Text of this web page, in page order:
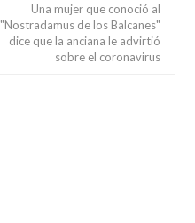
Una mujer que conoció al
"Nostradamus de los Balcanes"
dice que la anciana le advirtió
sobre el coronavirus